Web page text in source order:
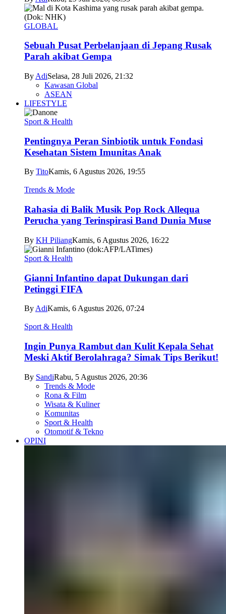
GLOBAL
Sebuah Pusat Perbelanjaan di Jepang Rusak
Parah akibat Gempa
By AdiSelasa, 28 Juli 2026, 21:32
Kawasan Global
ASEAN
LIFESTYLE
Sport & Health
Pentingnya Peran Sinbiotik untuk Fondasi
Kesehatan Sistem Imunitas Anak
By TitoKamis, 6 Agustus 2026, 19:55
Trends & Mode
Rahasia di Balik Musik Pop Rock Allequa
Perucha yang Terinspirasi Band Dunia Muse
By KH PiliangKamis, 6 Agustus 2026, 16:22
Sport & Health
Gianni Infantino dapat Dukungan dari
Petinggi FIFA
By AdiKamis, 6 Agustus 2026, 07:24
Sport & Health
Ingin Punya Rambut dan Kulit Kepala Sehat
Meski Aktif Berolahraga? Simak Tips Berikut!
By SandiRabu, 5 Agustus 2026, 20:36
Trends & Mode
Rona & Film
Wisata & Kuliner
Komunitas
Sport & Health
Otomotif & Tekno
OPINI